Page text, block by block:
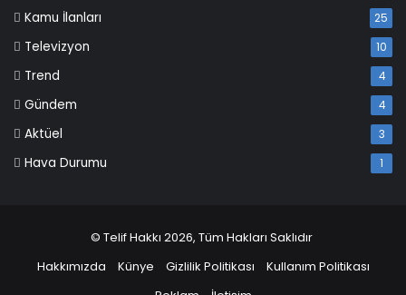
Kamu İlanları 25
Televizyon 10
Trend 4
Gündem 4
Aktüel 3
Hava Durumu 1
© Telif Hakkı 2026, Tüm Hakları Saklıdır
Hakkımızda
Künye Gizlilik Politikası
Kullanım Politikası